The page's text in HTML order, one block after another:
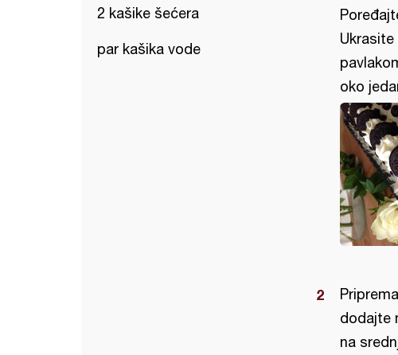
2 kašike šećera
par kašika vode
oko
dodajte
na